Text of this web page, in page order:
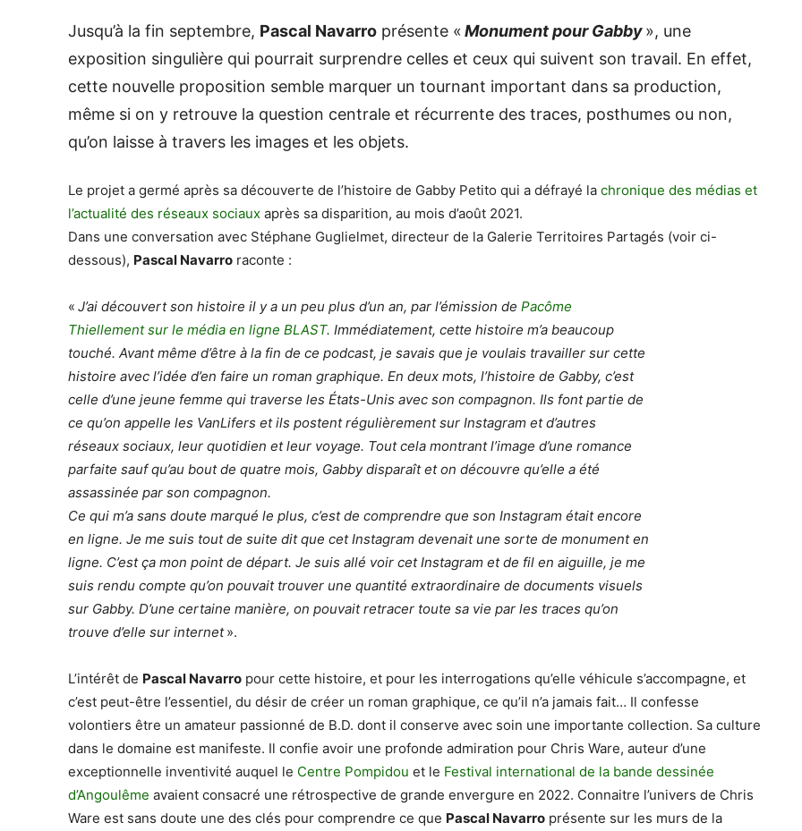
Jusqu’à la fin septembre, Pascal Navarro présente «Monument pour Gabby», une
exposition singulière qui pourrait surprendre celles et ceux qui suivent son travail. En effet,
cette nouvelle proposition semble marquer un tournant important dans sa production,
même si on y retrouve la question centrale et récurrente des traces, posthumes ou non,
qu’on laisse à travers les images et les objets.
Le projet a germé après sa découverte de l’histoire de Gabby Petito qui a défrayé la chronique des médias et
l’actualité des réseaux sociaux après sa disparition, au mois d’août 2021.
Dans une conversation avec Stéphane Guglielmet, directeur de la Galerie Territoires Partagés (voir ci-
dessous), Pascal Navarro raconte :
« J’ai découvert son histoire il y a un peu plus d’un an, par l’émission de Pacôme
Thiellement sur le média en ligne BLAST. Immédiatement, cette histoire m’a beaucoup
touché. Avant même d’être à la fin de ce podcast, je savais que je voulais travailler sur cette
histoire avec l’idée d’en faire un roman graphique. En deux mots, l’histoire de Gabby, c’est
celle d’une jeune femme qui traverse les États-Unis avec son compagnon. Ils font partie de
ce qu’on appelle les VanLifers et ils postent régulièrement sur Instagram et d’autres
réseaux sociaux, leur quotidien et leur voyage. Tout cela montrant l’image d’une romance
parfaite sauf qu’au bout de quatre mois, Gabby disparaît et on découvre qu’elle a été
assassinée par son compagnon.
Ce qui m’a sans doute marqué le plus, c’est de comprendre que son Instagram était encore
en ligne. Je me suis tout de suite dit que cet Instagram devenait une sorte de monument en
ligne. C’est ça mon point de départ. Je suis allé voir cet Instagram et de fil en aiguille, je me
suis rendu compte qu’on pouvait trouver une quantité extraordinaire de documents visuels
sur Gabby. D’une certaine manière, on pouvait retracer toute sa vie par les traces qu’on
trouve d’elle sur internet».
L’intérêt de Pascal Navarro pour cette histoire, et pour les interrogations qu’elle véhicule s’accompagne, et
c’est peut-être l’essentiel, du désir de créer un roman graphique, ce qu’il n’a jamais fait… Il confesse
volontiers être un amateur passionné de B.D. dont il conserve avec soin une importante collection. Sa culture
dans le domaine est manifeste. Il confie avoir une profonde admiration pour Chris Ware, auteur d’une
exceptionnelle inventivité auquel le Centre Pompidou et le Festival international de la bande dessinée
d’Angoulême avaient consacré une rétrospective de grande envergure en 2022. Connaitre l’univers de Chris
Ware est sans doute une des clés pour comprendre ce que Pascal Navarro présente sur les murs de la